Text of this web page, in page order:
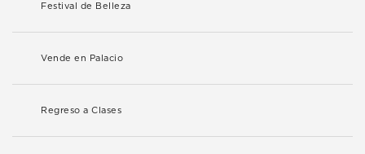
Festival de Belleza
Vende en Palacio
Regreso a Clases